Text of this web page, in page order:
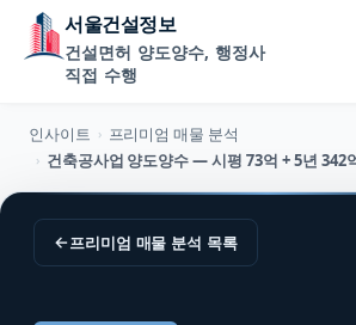
서울건설정보
건설면허 양도양수, 행정사
직접 수행
인사이트 › 프리미엄 매물 분석
›
←프리미엄 매물 분석 목록